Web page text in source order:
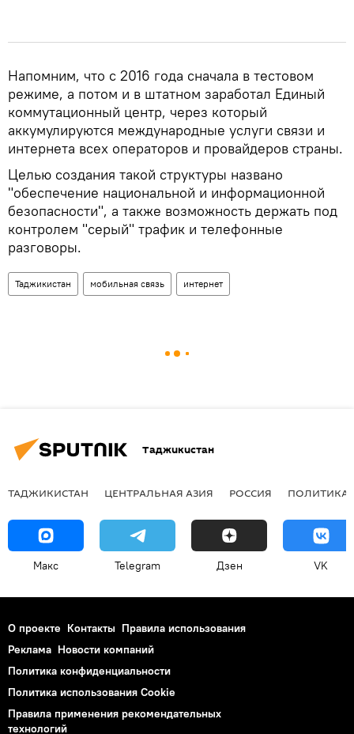
Напомним, что с 2016 года сначала в тестовом
режиме, а потом и в штатном заработал Единый
коммутационный центр, через который
аккумулируются международные услуги связи и
интернета всех операторов и провайдеров страны.
Целью создания такой структуры названо
"обеспечение национальной и информационной
безопасности", а также возможность держать под
контролем "серый" трафик и телефонные
разговоры.
Таджикистан мобильная связь интернет
Таджикистан
ТАДЖИКИСТАН ЦЕНТРАЛЬНАЯ АЗИЯ РОССИЯ ПОЛИТИКА
Макс Telegram Дзен VK
О проекте Контакты Правила использования
Реклама Новости компаний
Политика конфиденциальности
Политика использования Cookie
Правила применения рекомендательных
технологий